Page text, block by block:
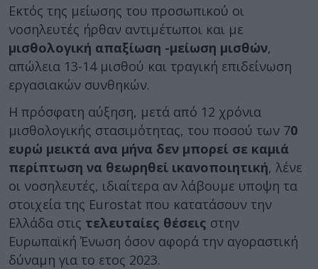
Εκτός της μείωσης του προσωπικού οι
νοσηλευτές ήρθαν αντιμέτωποι και με
μισθολογική απαξίωση -μείωση μισθών,
απώλεια 13-14 μισθού και τραγική επιδείνωση
εργασιακών συνθηκών.
Η πρόσφατη αύξηση, μετά από 12 χρόνια
μισθολογικής στασιμότητας, του ποσού των 70
ευρώ μεικτά ανα μήνα δεν μπορεί σε καμιά
περίπτωση να θεωρηθεί ικανοποιητική, λένε
οι νοσηλευτές, ιδιαίτερα αν λάβουμε υποψη τα
στοιχεία της Eurostat που κατατάσουν την
Ελλάδα στις τελευταίες θέσεις στην
Ευρωπαϊκή Ένωση όσον αφορά την αγοραστική
δύναμη για το ετος 2023.